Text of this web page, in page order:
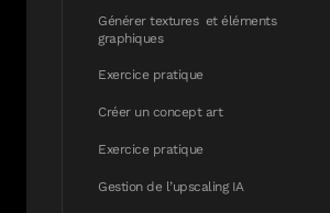
Générer textures et éléments
graphiques
Exercice pratique
Créer un concept art
Exercice pratique
Gestion de l’upscaling IA